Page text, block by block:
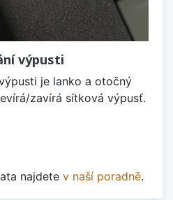
výpusti
je lanko a otočný
zavírá sítková výpusť.
najdete v naší poradně.